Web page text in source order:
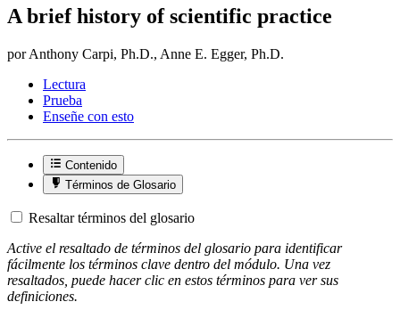
A brief history of scientific practice
por Anthony Carpi, Ph.D., Anne E. Egger, Ph.D.
Lectura
Prueba
Enseñe con esto
Contenido
Términos de Glosario
Resaltar términos del glosario
Active el resaltado de términos del glosario para identificar
fácilmente los términos clave dentro del módulo. Una vez
resaltados, puede hacer clic en estos términos para ver sus
definiciones.